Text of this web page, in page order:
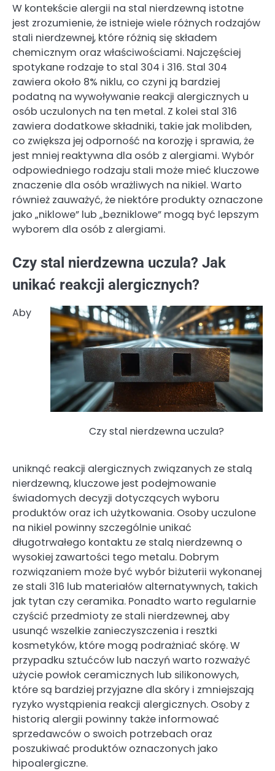
W kontekście alergii na stal nierdzewną istotne
jest zrozumienie, że istnieje wiele różnych rodzajów
stali nierdzewnej, które różnią się składem
chemicznym oraz właściwościami. Najczęściej
spotykane rodzaje to stal 304 i 316. Stal 304
zawiera około 8% niklu, co czyni ją bardziej
podatną na wywoływanie reakcji alergicznych u
osób uczulonych na ten metal. Z kolei stal 316
zawiera dodatkowe składniki, takie jak molibden,
co zwiększa jej odporność na korozję i sprawia, że
jest mniej reaktywna dla osób z alergiami. Wybór
odpowiedniego rodzaju stali może mieć kluczowe
znaczenie dla osób wrażliwych na nikiel. Warto
również zauważyć, że niektóre produkty oznaczone
jako „niklowe” lub „bezniklowe” mogą być lepszym
wyborem dla osób z alergiami.
Czy stal nierdzewna uczula? Jak
unikać reakcji alergicznych?
Czy stal nierdzewna uczula?
Aby
uniknąć reakcji alergicznych związanych ze stalą
nierdzewną, kluczowe jest podejmowanie
świadomych decyzji dotyczących wyboru
produktów oraz ich użytkowania. Osoby uczulone
na nikiel powinny szczególnie unikać
długotrwałego kontaktu ze stalą nierdzewną o
wysokiej zawartości tego metalu. Dobrym
rozwiązaniem może być wybór biżuterii wykonanej
ze stali 316 lub materiałów alternatywnych, takich
jak tytan czy ceramika. Ponadto warto regularnie
czyścić przedmioty ze stali nierdzewnej, aby
usunąć wszelkie zanieczyszczenia i resztki
kosmetyków, które mogą podrażniać skórę. W
przypadku sztućców lub naczyń warto rozważyć
użycie powłok ceramicznych lub silikonowych,
które są bardziej przyjazne dla skóry i zmniejszają
ryzyko wystąpienia reakcji alergicznych. Osoby z
historią alergii powinny także informować
sprzedawców o swoich potrzebach oraz
poszukiwać produktów oznaczonych jako
hipoalergiczne.